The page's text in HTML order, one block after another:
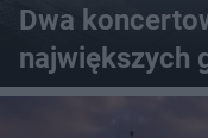
Dwa
największych
2026